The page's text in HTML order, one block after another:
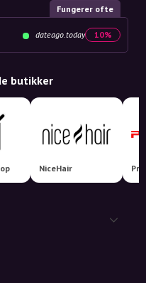
Fungerer ofte
dateago.today 10%
butikker
NiceHair